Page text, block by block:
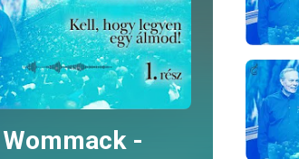
Play all
-